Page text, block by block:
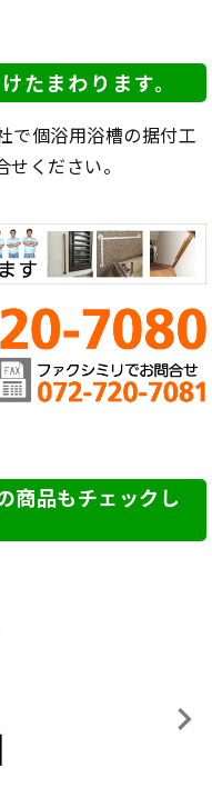
たまわります。
で個浴用浴槽の据付工
ください。
商品もチェックし